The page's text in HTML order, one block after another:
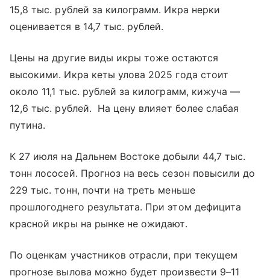
15,8 тыс. рублей за килограмм. Икра нерки
оценивается в 14,7 тыс. рублей.
Цены на другие виды икры тоже остаются
высокими. Икра кеты улова 2025 года стоит
около 11,1 тыс. рублей за килограмм, кижуча —
12,6 тыс. рублей. На цену влияет более слабая
путина.
К 27 июля на Дальнем Востоке добыли 44,7 тыс.
тонн лососей. Прогноз на весь сезон повысили до
229 тыс. тонн, почти на треть меньше
прошлогоднего результата. При этом дефицита
красной икры на рынке не ожидают.
По оценкам участников отрасли, при текущем
прогнозе вылова можно будет произвести 9–11